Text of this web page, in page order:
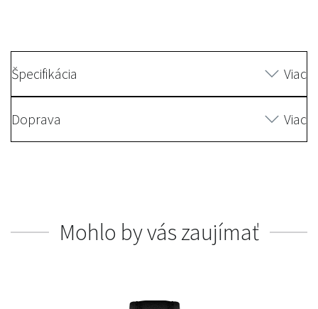
Špecifikácia Viac
Doprava Viac
Mohlo by vás zaujímať